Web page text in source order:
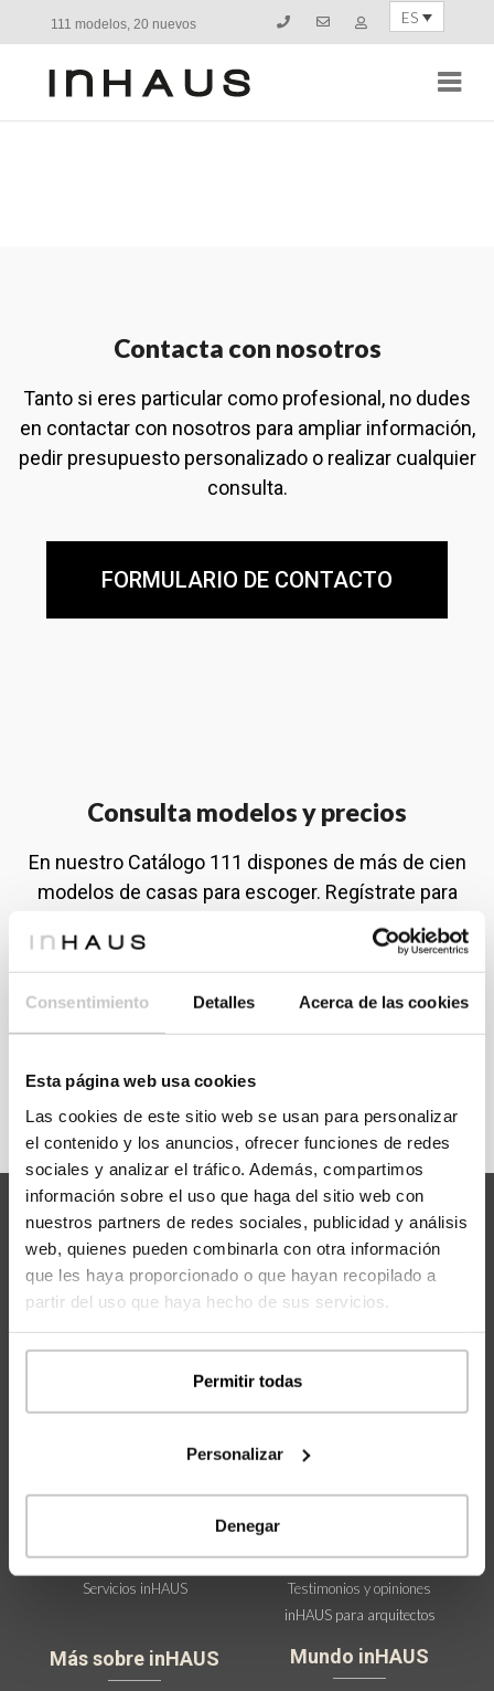
Consentimiento Detalles Acerca de las cookies
Esta página web usa cookies
Las cookies de este sitio web se usan para personalizar
el contenido y los anuncios, ofrecer funciones de redes
sociales y analizar el tráfico. Además, compartimos
información sobre el uso que haga del sitio web con
nuestros partners de redes sociales, publicidad y análisis
web, quienes pueden combinarla con otra información
que les haya proporcionado o que hayan recopilado a
partir del uso que haya hecho de sus servicios.
Permitir todas
Personalizar
Denegar
111 modelos, 20 nuevos ES
Contacta con nosotros
Tanto si eres particular como profesional, no dudes
en contactar con nosotros para ampliar información,
pedir presupuesto personalizado o realizar cualquier
consulta.
FORMULARIO DE CONTACTO
Consulta modelos y precios
En nuestro Catálogo 111 dispones de más de cien
modelos de casas para escoger. Regístrate para
acceder a la información y precios de todos los
REGÍSTRATE
Casas modulares a medida
FAQ - Resuelve tus dudas
Servicios inHAUS
Más sobre inHAUS
Clientes inHAUSers
Testimonios y opiniones
inHAUS para arquitectos
Mundo inHAUS